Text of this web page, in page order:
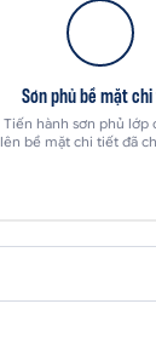
Sơn phủ bề mặt
Tiến hành sơn phủ lớp
lên bề mặt chi tiết đã